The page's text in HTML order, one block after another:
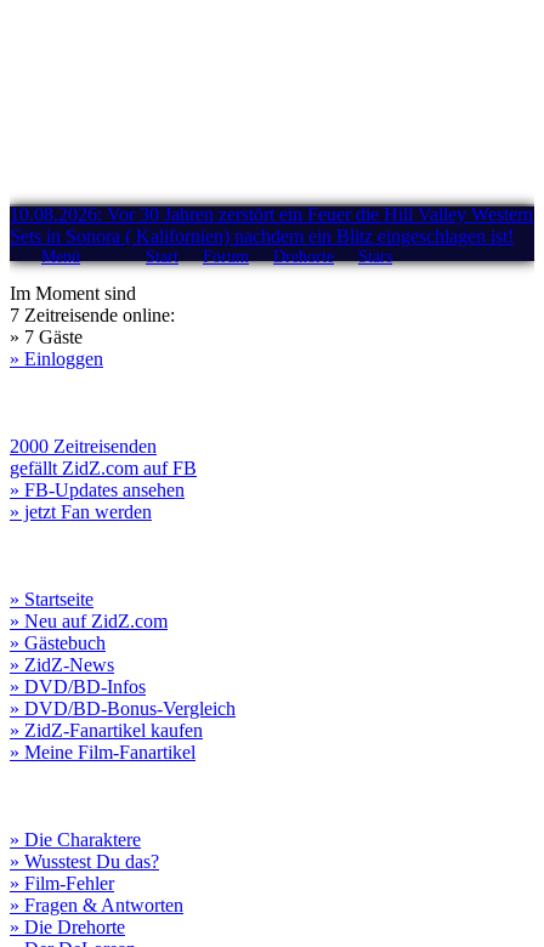
10.08.2026: Vor 30 Jahren zerstört ein Feuer die Hill Valley Western
Sets in Sonora ( Kalifornien) nachdem ein Blitz eingeschlagen ist!
Menü Start Forum Drehorte Stars
Im Moment sind
7 Zeitreisende online:
» 7 Gäste
» Einloggen
2000 Zeitreisenden
gefällt ZidZ.com auf FB
» FB-Updates ansehen
» jetzt Fan werden
» Startseite
» Neu auf ZidZ.com
» Gästebuch
» ZidZ-News
» DVD/BD-Infos
» DVD/BD-Bonus-Vergleich
» ZidZ-Fanartikel kaufen
» Meine Film-Fanartikel
» Die Charaktere
» Wusstest Du das?
» Film-Fehler
» Fragen & Antworten
» Die Drehorte